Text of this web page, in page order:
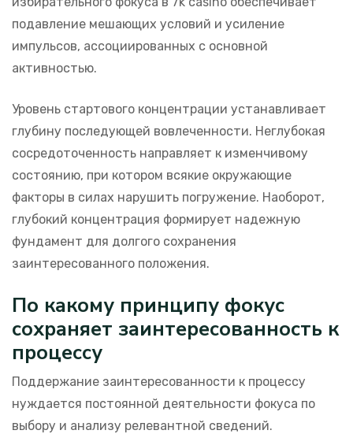
подавление мешающих условий и усиление
импульсов, ассоциированных с основной
активностью.
Уровень стартового концентрации устанавливает
глубину последующей вовлеченности. Неглубокая
сосредоточенность направляет к изменчивому
состоянию, при котором всякие окружающие
факторы в силах нарушить погружение. Наоборот,
глубокий концентрация формирует надежную
фундамент для долгого сохранения
заинтересованного положения.
По какому принципу фокус
сохраняет заинтересованность к
процессу
Поддержание заинтересованности к процессу
нуждается постоянной деятельности фокуса по
выбору и анализу релевантной сведений.